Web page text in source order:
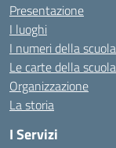
Presentazione
I luoghi
I numeri della scuola
Le carte della scuola
Organizzazione
La storia
I Servizi